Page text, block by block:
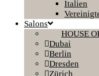
Italien
Salons
HOUSE
Dubai
Berlin
Dresden
Zürich